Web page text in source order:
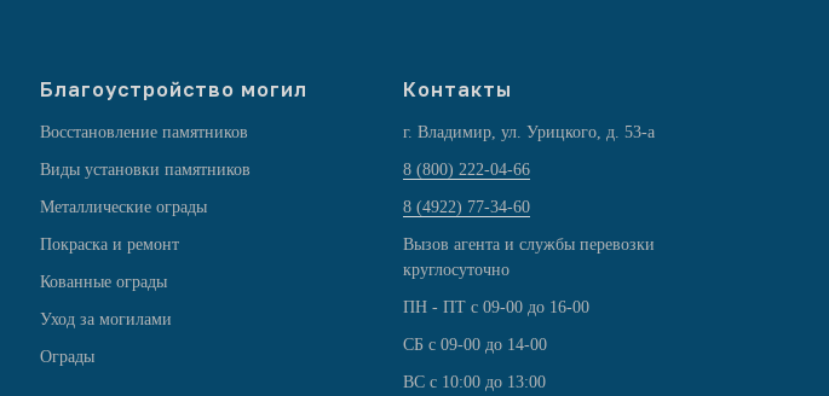
Благоустройство могил
Восстановление памятников
Виды установки памятников
Металлические ограды
Покраска и ремонт
Кованные ограды
Уход за могилами
Ограды
Контакты
г. Владимир, ул. Урицкого, д. 53-а
8 (800) 222-04-66
8 (4922) 77-34-60
Вызов агента и службы перевозки
круглосуточно
ПН - ПТ с 09-00 до 16-00
СБ с 09-00 до 14-00
ВС с 10:00 до 13:00